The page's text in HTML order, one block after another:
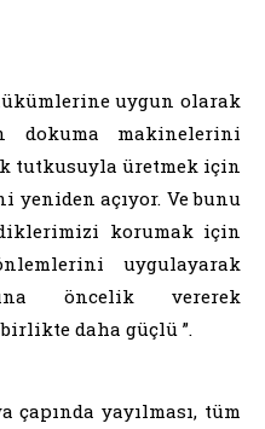
uygun olarak
dokuma makinelerini
tutkusuyla üretmek için
açıyor. Ve bunu
korumak için
uygulayarak
öncelik vererek
birlikte daha güçlü ”.
çapında yayılması, tüm